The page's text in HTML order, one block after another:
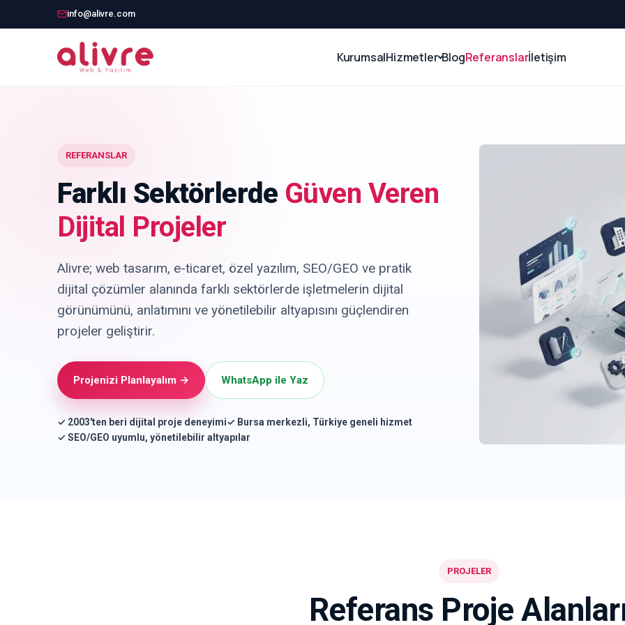
info@alivre.com
KurumsalHizmetler BlogReferanslarİletişim
REFERANSLAR
Farklı Sektörlerde Güven Veren
Dijital Projeler
Alivre; web tasarım, e-ticaret, özel yazılım, SEO/GEO ve pratik
dijital çözümler alanında farklı sektörlerde işletmelerin dijital
görünümünü, anlatımını ve yönetilebilir altyapısını güçlendiren
projeler geliştirir.
Projenizi Planlayalım → WhatsApp ile Yaz
✓ 2003'ten beri dijital proje deneyimi✓ Bursa merkezli, Türkiye geneli hizmet
✓ SEO/GEO uyumlu, yönetilebilir altyapılar
PROJELER
Referans Proje